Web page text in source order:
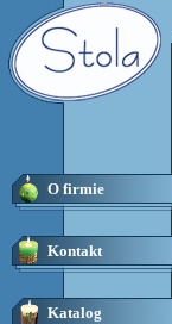
O firmie
Kontakt
Katalog